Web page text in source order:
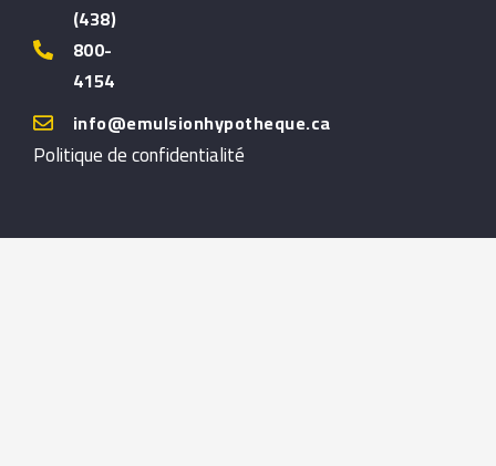
(438)
800-
4154
info@emulsionhypotheque.ca
Politique de confidentialité